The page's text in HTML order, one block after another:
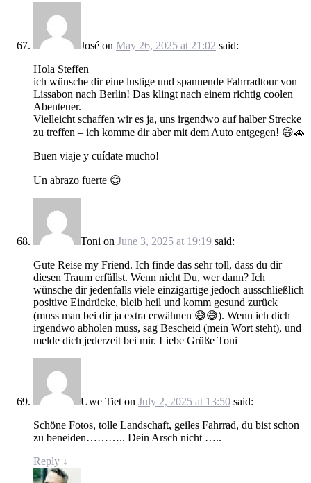
José on May 26, 2025 at 21:02 said:
Hola Steffen
ich wünsche dir eine lustige und spannende Fahrradtour von
Lissabon nach Berlin! Das klingt nach einem richtig coolen
Abenteuer.
Vielleicht schaffen wir es ja, uns irgendwo auf halber Strecke
zu treffen – ich komme dir aber mit dem Auto entgegen! 😄🚗
Buen viaje y cuídate mucho!
Un abrazo fuerte 😊
Toni on June 3, 2025 at 19:19 said:
Gute Reise my Friend. Ich finde das sehr toll, dass du dir
diesen Traum erfüllst. Wenn nicht Du, wer dann? Ich
wünsche dir jedenfalls viele einzigartige jedoch ausschließlich
positive Eindrücke, bleib heil und komm gesund zurück
(muss man bei dir ja extra erwähnen 😅😅). Wenn ich dich
irgendwo abholen muss, sag Bescheid (mein Wort steht), und
melde dich jederzeit bei mir. Liebe Grüße Toni
Uwe Tiet on July 2, 2025 at 13:50 said:
Schöne Fotos, tolle Landschaft, geiles Fahrrad, du bist schon
zu beneiden……….. Dein Arsch nicht …..
Reply ↓